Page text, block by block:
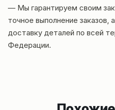
— Мы гарантируем своим
точное выполнение заказов,
доставку деталей по всей
Федерации.